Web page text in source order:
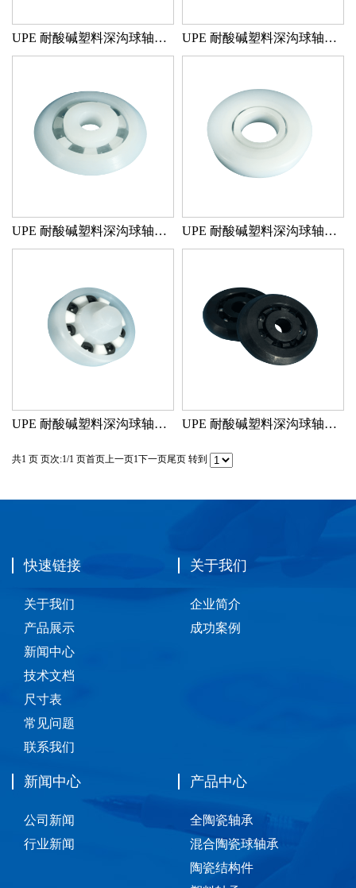
UPE 耐酸碱塑料深沟球轴承 UPE/304/PE UPE 耐酸碱塑料深沟球轴承 UPE/ZRO2/304
UPE 耐酸碱塑料深沟球轴承 UPE/UPE/GLASS 外径球面 UPE 耐酸碱塑料深沟球轴承 UPE/UPE/GLASS FB380
UPE 耐酸碱塑料深沟球轴承 UPE/SI3N4/PTFE 滚轮 UPE 耐酸碱塑料深沟球轴承 UPE/GLASS/UPE 黑色
共1 页 页次:1/1 页首页上一页1下一页尾页 转到
快速链接
关于我们
产品展示
新闻中心
技术文档
尺寸表
常见问题
联系我们
关于我们
企业简介
成功案例
新闻中心
公司新闻
行业新闻
产品中心
全陶瓷轴承
混合陶瓷球轴承
陶瓷结构件